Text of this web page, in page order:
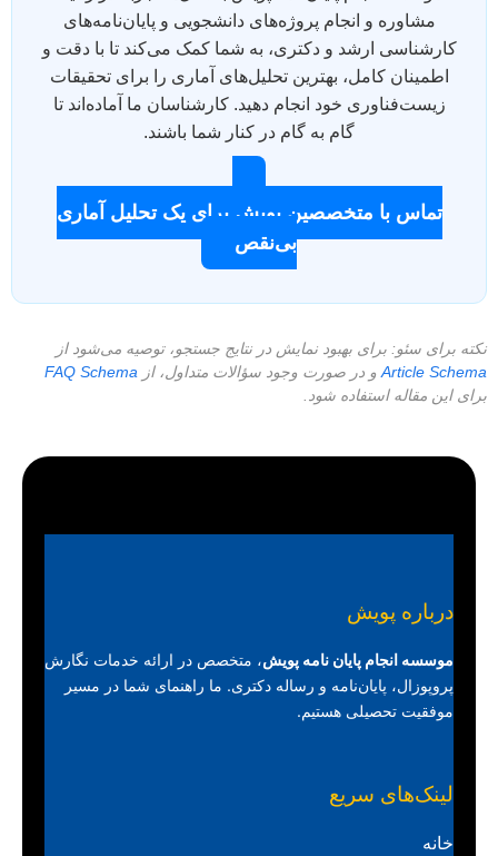
مشاوره و انجام پروژه‌های دانشجویی و پایان‌نامه‌های
کارشناسی ارشد و دکتری، به شما کمک می‌کند تا با دقت و
اطمینان کامل، بهترین تحلیل‌های آماری را برای تحقیقات
زیست‌فناوری خود انجام دهید. کارشناسان ما آماده‌اند تا
گام به گام در کنار شما باشند.
تماس با متخصصین پویش برای یک تحلیل آماری
بی‌نقص
نکته برای سئو: برای بهبود نمایش در نتایج جستجو، توصیه می‌شود از
Article Schema و در صورت وجود سؤالات متداول، از FAQ Schema
برای این مقاله استفاده شود.
درباره پویش
موسسه انجام پایان نامه پویش، متخصص در ارائه خدمات نگارش
پروپوزال، پایان‌نامه و رساله دکتری. ما راهنمای شما در مسیر
موفقیت تحصیلی هستیم.
لینک‌های سریع
خانه